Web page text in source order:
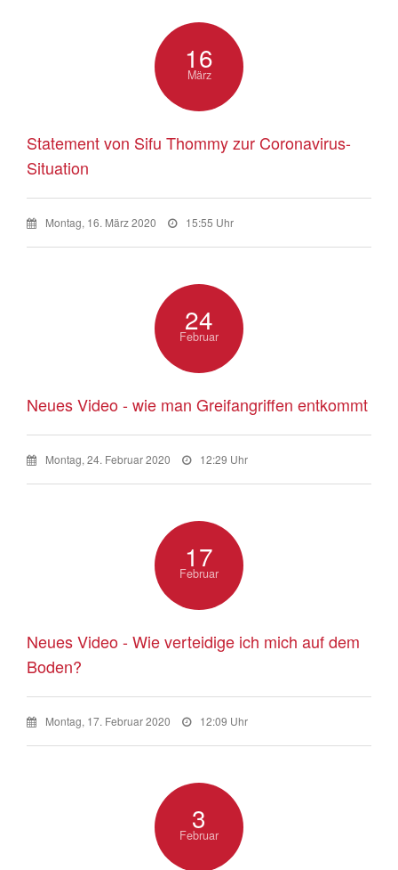
16
März
Statement von Sifu Thommy zur Coronavirus-
Situation
Montag, 16. März 2020 15:55 Uhr
24
Februar
Neues Video - wie man Greifangriffen entkommt
Montag, 24. Februar 2020 12:29 Uhr
17
Februar
Neues Video - Wie verteidige ich mich auf dem
Boden?
Montag, 17. Februar 2020 12:09 Uhr
3
Februar